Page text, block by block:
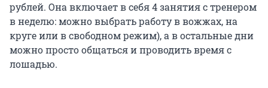
рублей. Она включает в себя 4 занятия с тренером
в неделю: можно выбрать работу в вожжах, на
круге или в свободном режим), а в остальные дни
можно просто общаться и проводить время с
лошадью.